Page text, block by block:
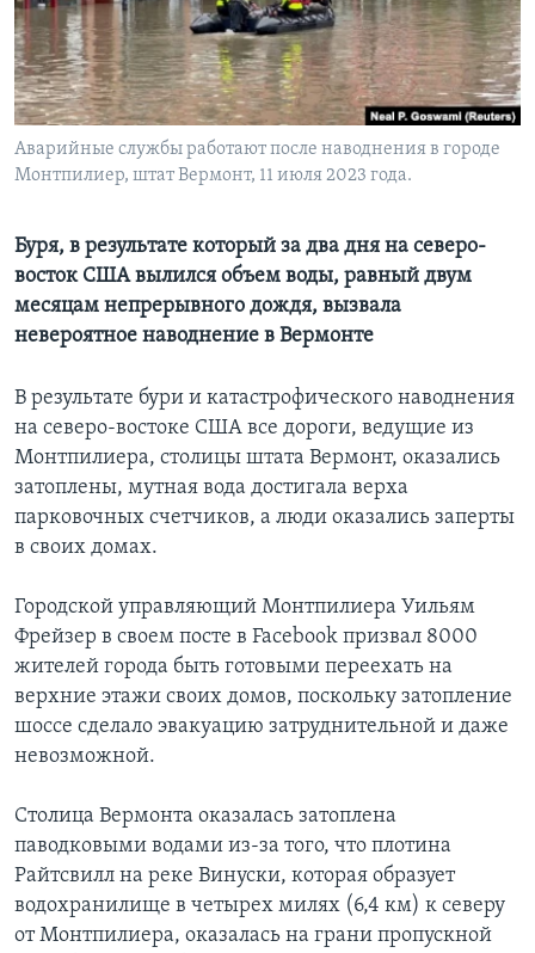
Learning English
СОЦИАЛЬНЫЕ СЕТИ
Аварийные службы работают после наводнения в городе
Монтпилиер, штат Вермонт, 11 июля 2023 года.
Буря, в результате который за два дня на северо-
восток США вылился объем воды, равный двум
месяцам непрерывного дождя, вызвала
невероятное наводнение в Вермонте
В результате бури и катастрофического наводнения
на северо-востоке США все дороги, ведущие из
Монтпилиера, столицы штата Вермонт, оказались
затоплены, мутная вода достигала верха
парковочных счетчиков, а люди оказались заперты
в своих домах.
Городской управляющий Монтпилиера Уильям
Фрейзер в своем посте в Facebook призвал 8000
жителей города быть готовыми переехать на
верхние этажи своих домов, поскольку затопление
шоссе сделало эвакуацию затруднительной и даже
невозможной.
Столица Вермонта оказалась затоплена
паводковыми водами из-за того, что плотина
Райтсвилл на реке Винуски, которая образует
водохранилище в четырех милях (6,4 км) к северу
от Монтпилиера, оказалась на грани пропускной